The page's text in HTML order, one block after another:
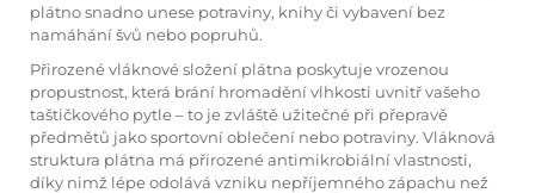
plátno snadno unese potraviny, knihy či vybavení bez
namáhání švů nebo popruhů.
Přirozené vláknové složení plátna poskytuje vrozenou
propustnost, která brání hromadění vlhkosti uvnitř vašeho
taštičkového pytle – to je zvláště užitečné při přepravě
předmětů jako sportovní oblečení nebo potraviny. Vláknová
struktura plátna má přirozené antimikrobiální vlastnosti,
díky nimž lépe odolává vzniku nepříjemného zápachu než